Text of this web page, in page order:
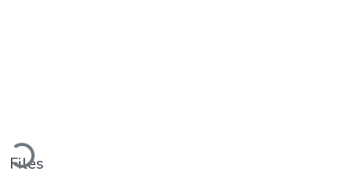
Loading...
Files